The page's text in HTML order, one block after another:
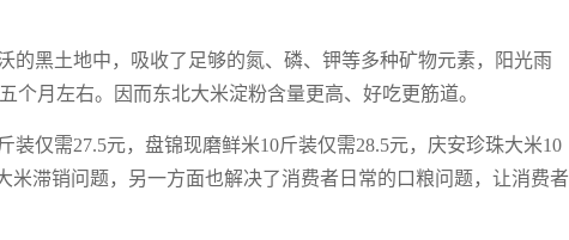
的黑土地中，吸收了足够的氮、磷、钾等多种矿物元素，阳光雨
月左右。因而东北大米淀粉含量更高、好吃更筋道。
仅需27.5元，盘锦现磨鲜米10斤装仅需28.5元，庆安珍珠大米10
米滞销问题，另一方面也解决了消费者日常的口粮问题，让消费者